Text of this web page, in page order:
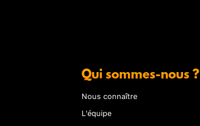
Qui sommes-nous ?
Nous connaître
L'équipe